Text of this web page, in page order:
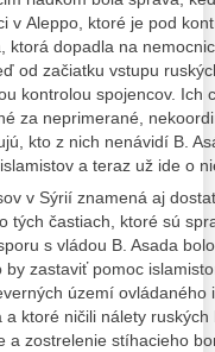
v Aleppo, ktoré je pod
ktorá dopadla na
od začiatku vstupu
kontrolou spojencov. Ich
za neprimerané,
kto z nich nenávidí B.
a teraz už ide o
v Sýrií znamená aj
tých častiach, ktoré sú
s vládou B. Asada
zastaviť pomoc
území ovládaného
ktoré ničili nálety ruských
a zostrelenie stíhacieho